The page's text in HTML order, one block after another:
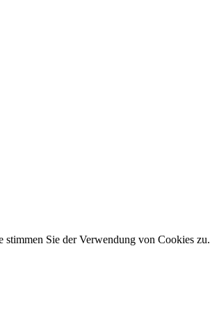
Sie der Verwendung von Cookies zu.